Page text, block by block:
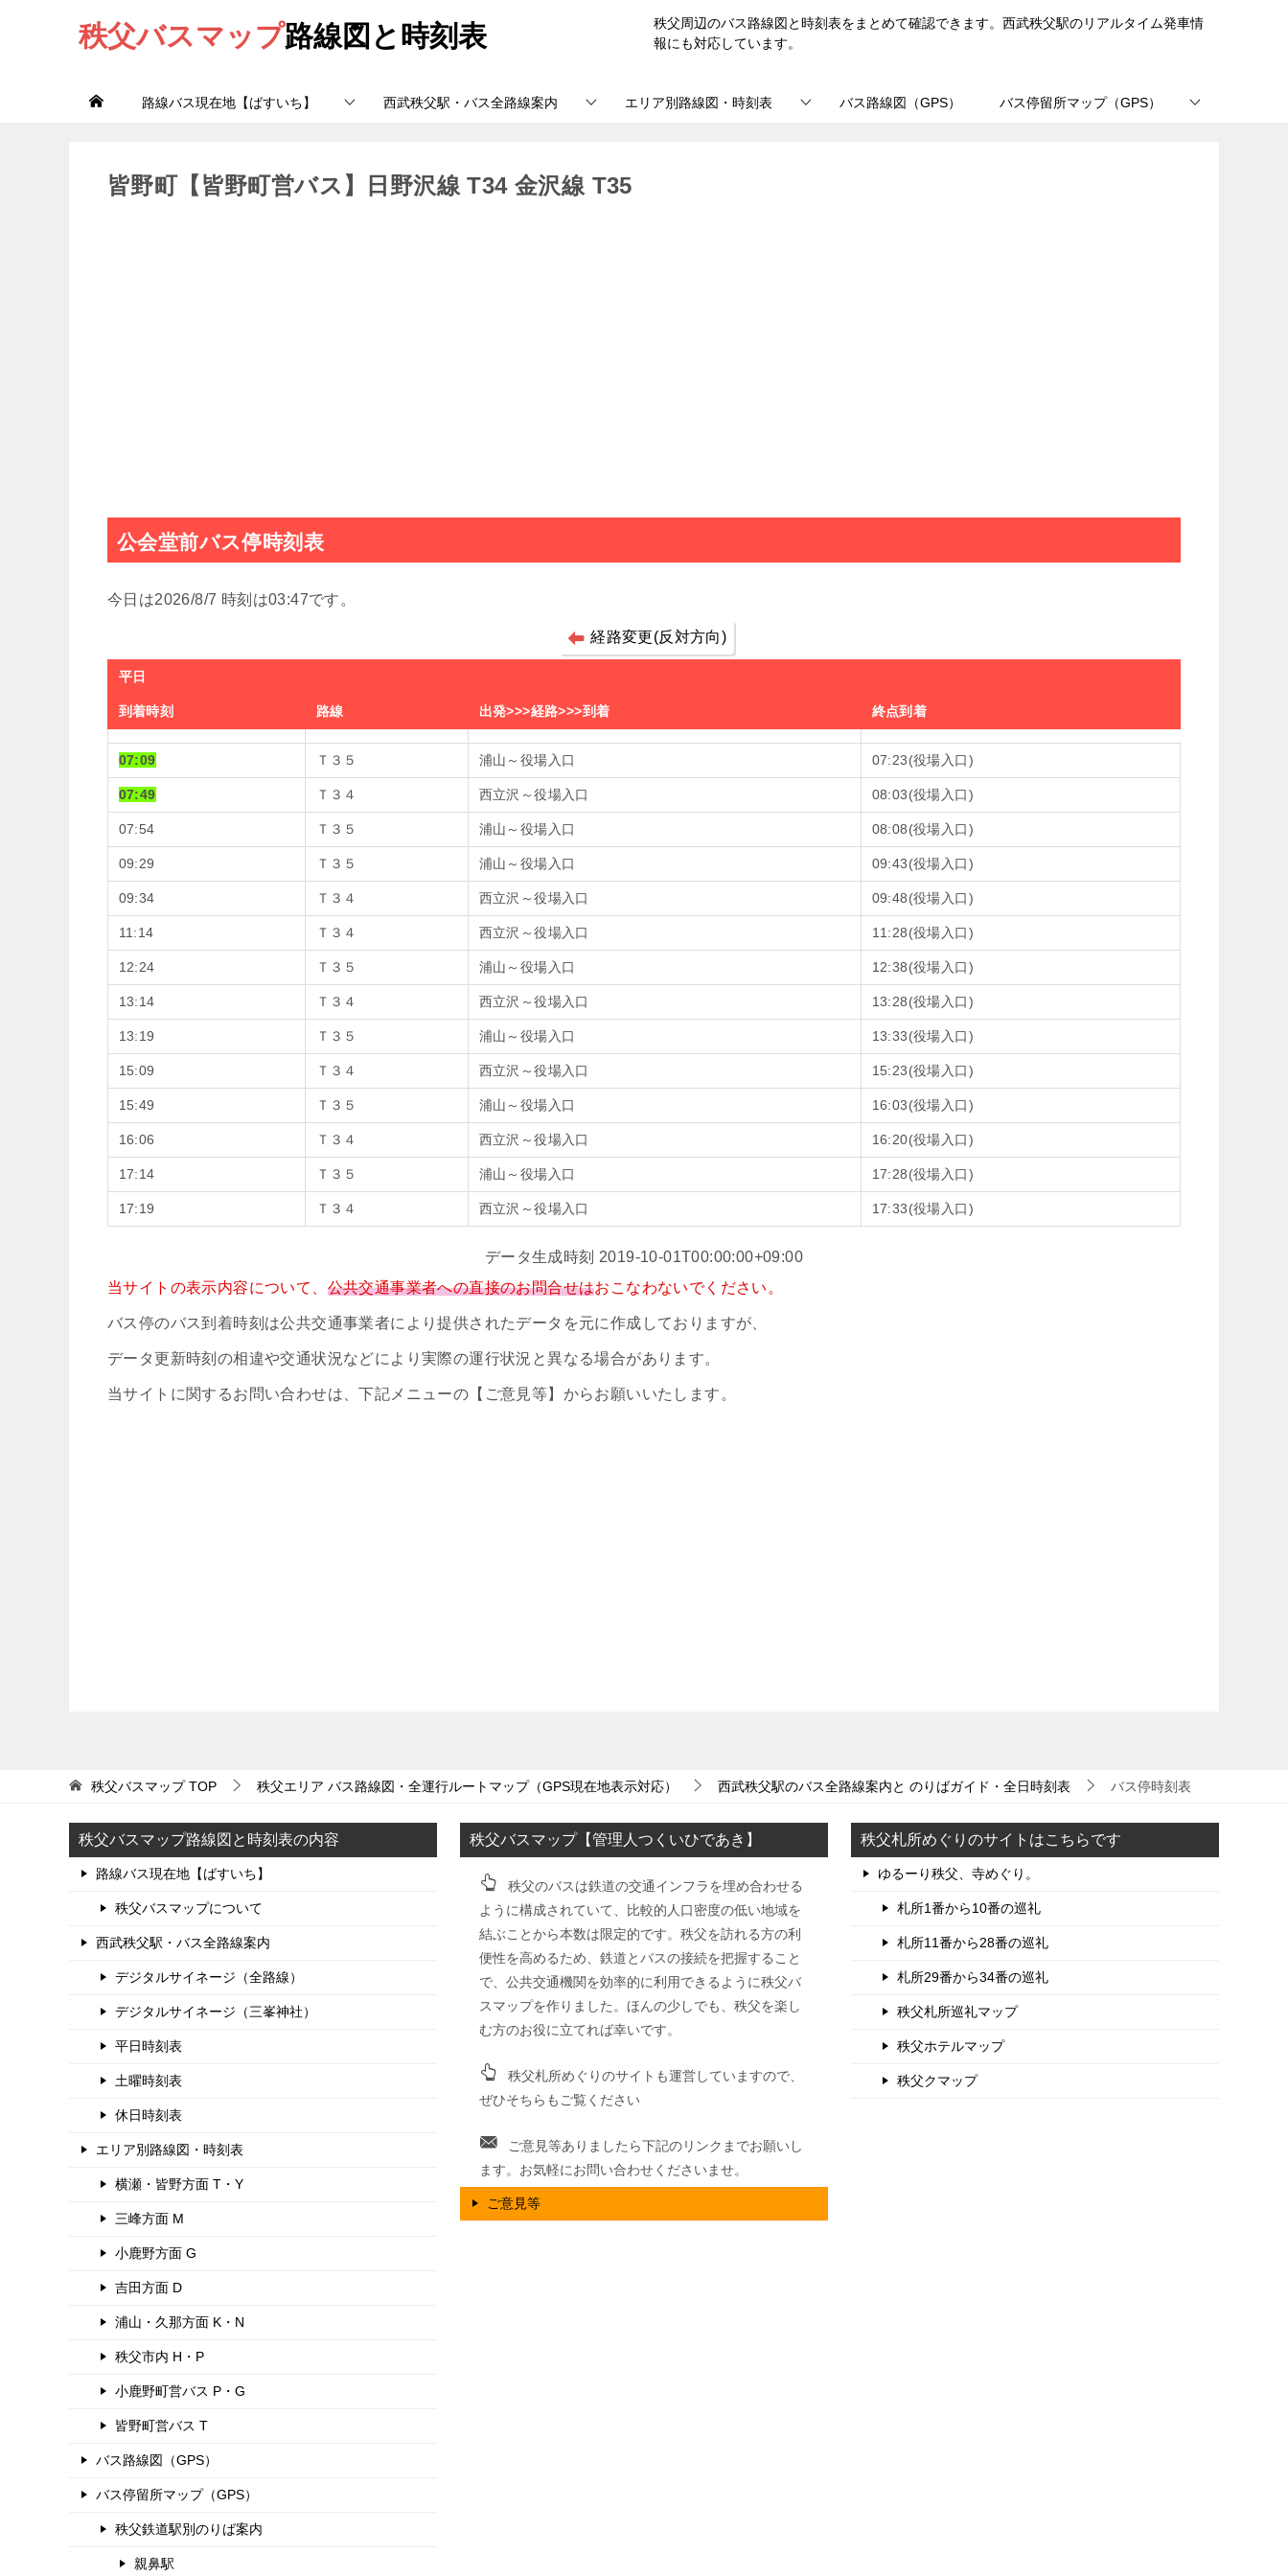
秩父バスマップ路線図と時刻表
秩父周辺のバス路線図と時刻表をまとめて確認できます。西武秩父駅のリアルタイム発車情
報にも対応しています。
路線バス現在地【ばすいち】 西武秩父駅・バス全路線案内 エリア別路線図・時刻表 バス路線図（GPS） バス停留所マップ（GPS）
皆野町【皆野町営バス】日野沢線 T34 金沢線 T35
公会堂前バス停時刻表
今日は2026/8/7 時刻は03:47です。
経路変更(反対方向)
平日
到着時刻 路線 出発>>>経路>>>到着 終点到着
07:09 Ｔ３５ 浦山～役場入口 07:23(役場入口)
07:49 Ｔ３４ 西立沢～役場入口 08:03(役場入口)
07:54 Ｔ３５ 浦山～役場入口 08:08(役場入口)
09:29 Ｔ３５ 浦山～役場入口 09:43(役場入口)
09:34 Ｔ３４ 西立沢～役場入口 09:48(役場入口)
11:14 Ｔ３４ 西立沢～役場入口 11:28(役場入口)
12:24 Ｔ３５ 浦山～役場入口 12:38(役場入口)
13:14 Ｔ３４ 西立沢～役場入口 13:28(役場入口)
13:19 Ｔ３５ 浦山～役場入口 13:33(役場入口)
15:09 Ｔ３４ 西立沢～役場入口 15:23(役場入口)
15:49 Ｔ３５ 浦山～役場入口 16:03(役場入口)
16:06 Ｔ３４ 西立沢～役場入口 16:20(役場入口)
17:14 Ｔ３５ 浦山～役場入口 17:28(役場入口)
17:19 Ｔ３４ 西立沢～役場入口 17:33(役場入口)
データ生成時刻 2019-10-01T00:00:00+09:00
当サイトの表示内容について、 公共交通事業者への直接のお問合せはおこなわないでください。
バス停のバス到着時刻は公共交通事業者により提供されたデータを元に作成しておりますが、
データ更新時刻の相違や交通状況などにより実際の運行状況と異なる場合があります。
当サイトに関するお問い合わせは、下記メニューの【ご意見等】からお願いいたします。
秩父バスマップTOP 秩父エリア バス路線図・全運行ルートマップ（GPS現在地表示対応） 西武秩父駅のバス全路線案内と のりばガイド・全日時刻表 バス停時刻表
秩父バスマップ路線図と時刻表の内容
路線バス現在地【ばすいち】
秩父バスマップについて
西武秩父駅・バス全路線案内
デジタルサイネージ（全路線）
デジタルサイネージ（三峯神社）
平日時刻表
土曜時刻表
休日時刻表
エリア別路線図・時刻表
横瀬・皆野方面 T・Y
三峰方面 M
小鹿野方面 G
吉田方面 D
浦山・久那方面 K・N
秩父市内 H・P
小鹿野町営バス P・G
皆野町営バス T
バス路線図（GPS）
バス停留所マップ（GPS）
秩父鉄道駅別のりば案内
親鼻駅
秩父バスマップ【管理人つくいひであき】
秩父のバスは鉄道の交通インフラを埋め合わせる
ように構成されていて、比較的人口密度の低い地域を
結ぶことから本数は限定的です。秩父を訪れる方の利
便性を高めるため、鉄道とバスの接続を把握すること
で、公共交通機関を効率的に利用できるように秩父バ
スマップを作りました。ほんの少しでも、秩父を楽し
む方のお役に立てれば幸いです。
秩父札所めぐりのサイトも運営していますので、
ぜひそちらもご覧ください
ご意見等ありましたら下記のリンクまでお願いし
ます。お気軽にお問い合わせくださいませ。
ご意見等
秩父札所めぐりのサイトはこちらです
ゆるーり秩父、寺めぐり。
札所1番から10番の巡礼
札所11番から28番の巡礼
札所29番から34番の巡礼
秩父札所巡礼マップ
秩父ホテルマップ
秩父クマップ